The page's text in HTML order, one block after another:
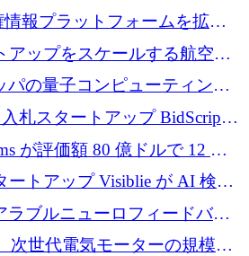
16 万 1,000 ユーロを調達
報プラットフォームを拡張
ズ A で 2,000 万ドルを確保
アップをスケールする航空イ
デルを学ぶ
パの量子コンピューティング
て米国の主要取引所に上場
札スタートアップ BidScript
金総額 100 万ドルを突破
が評価額 80 億ドルで 12 億
ートアップ Visiblie が AI 検索
50 万ユーロを調達
ラブルニューロフィードバッ
ームの開発に65万ユーロを確
次世代電気モーターの規模拡